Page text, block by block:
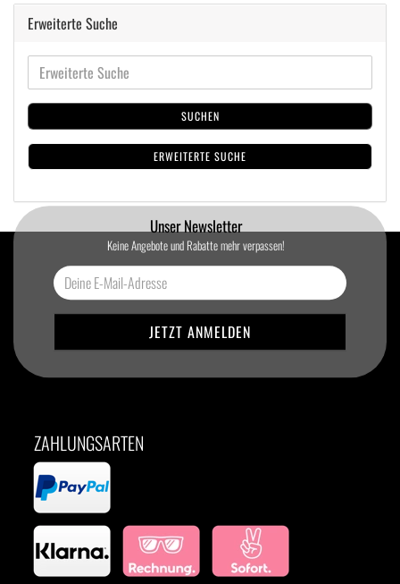
Erweiterte Suche
SUCHEN
ERWEITERTE SUCHE
Unser Newsletter
Keine Angebote und Rabatte mehr verpassen!
ZAHLUNGSARTEN